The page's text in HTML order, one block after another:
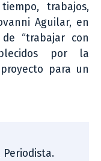
trabajos,
Aguilar, en
“trabajar con
por la
para un